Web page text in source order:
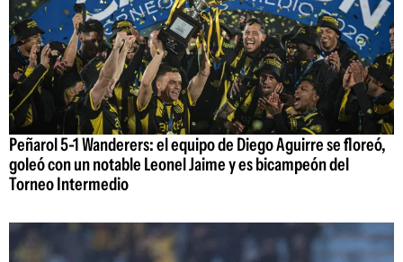
Peñarol 5-1 Wanderers: el equipo de Diego Aguirre se floreó,
goleó con un notable Leonel Jaime y es bicampeón del
Torneo Intermedio